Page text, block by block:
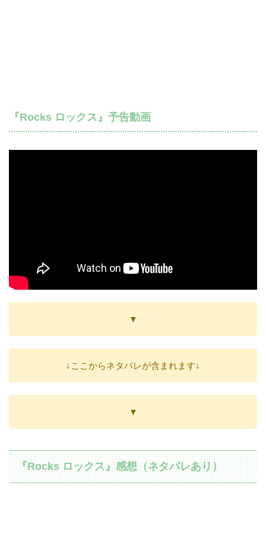
『Rocks ロックス』予告動画
▼
↓ここからネタバレが含まれます↓
▼
『Rocks ロックス』感想（ネタバレあり）